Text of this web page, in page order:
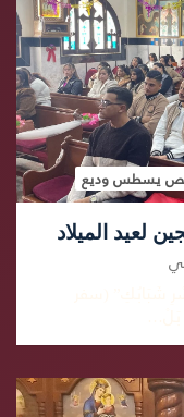
يسطس وديع
لعيد الميلاد